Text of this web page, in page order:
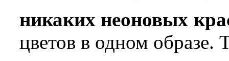
никаких неоновых
цветов в одном образе.